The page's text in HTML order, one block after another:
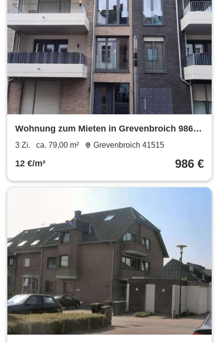
Wohnung zum Mieten in Grevenbroich 986 €
79 m²
3 Zi. ca. 79,00 m² Grevenbroich 41515
12 €/m² 986 €